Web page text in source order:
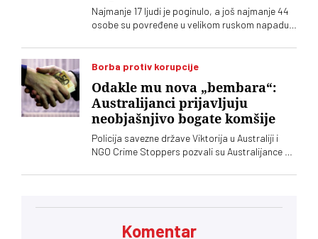
Najmanje 17 ljudi je poginulo, a još najmanje 44
osobe su povređene u velikom ruskom napadu
okolinu, saopštile su ukrajinske vlasti
Borba protiv korupcije
Odakle mu nova „bembara“:
Australijanci prijavljuju
neobjašnjivo bogate komšije
Policija savezne države Viktorija u Australiji i
NGO Crime Stoppers pozvali su Australijance da
slične mere protiv "neobjašnjivog bogatstva"
Komentar